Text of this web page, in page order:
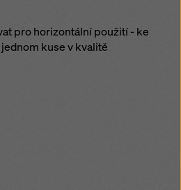
pro horizontální použití - ke
kuse v kvalitě